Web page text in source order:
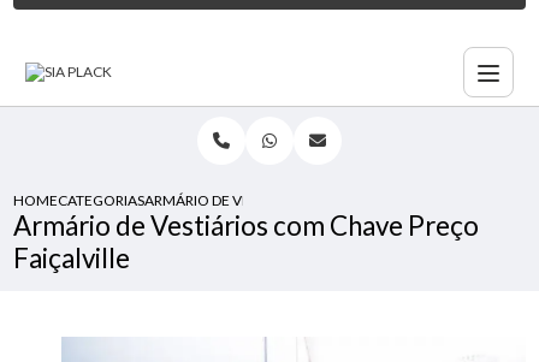
HOMECATEGORIASARMÁRIO DE VESTIÁRIOS COM CHAVE PREÇO FAIÇALVILLE
Armário de Vestiários com Chave Preço
Faiçalville